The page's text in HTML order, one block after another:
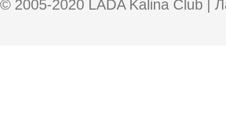
© 2005-2020 LADA Kalina Club |